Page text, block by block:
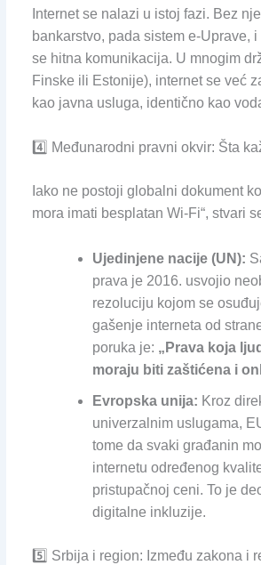
Internet se nalazi u istoj fazi. Bez
bankarstvo, pada sistem e-Uprave,
se hitna komunikacija. U mnogim
Finske ili Estonije), internet se već
kao javna usluga, identično kao
4️⃣ Međunarodni pravni okvir: Šta
Iako ne postoji globalni dokument
mora imati besplatan Wi-Fi“, stvari
Ujedinjene nacije (UN):
prava je 2016. usvojio
rezoluciju kojom se
gašenje interneta od
poruka je: „Prava koja
moraju biti zaštićena i
Evropska unija: Kroz
univerzalnim uslugama,
tome da svaki građanin
internetu određenog
pristupačnoj ceni. To je
digitalne inkluzije.
5️⃣ Srbija i region: Između zakona i